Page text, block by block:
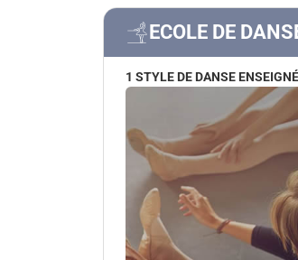
ECOLE DE
1 STYLE DE DANSE ENSEIGNÉ